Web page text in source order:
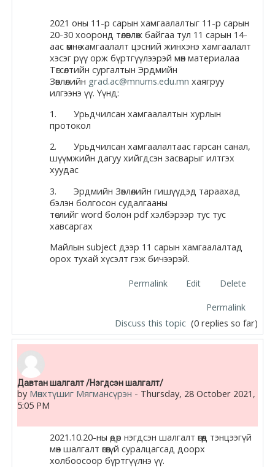
2021 оны 11-р сарын хамгаалалтыг 11-р сарын
20-30 хооронд төлөвлөж байгаа тул 11 сарын 14-
аас өмнө хамгаалалт цэсний жинхэнэ хамгаалалт
хэсэг рүү орж бүртгүүлээрэй мөн материалаа
Төгсөлтийн сургалтын Эрдмийн
Зөвлөлийн grad.ac@mnums.edu.mn хаягруу
илгээнэ үү. Үүнд:
1. Урьдчилсан хамгаалалтын хурлын
протокол
2. Урьдчилсан хамгаалалтаас гарсан санал,
шүүмжийн дагуу хийгдсэн засварыг илтгэх
хуудас
3. Эрдмийн Зөвлөлийн гишүүдэд тараахад
бэлэн болгосон судалгааны
төслийг word болон pdf хэлбэрээр тус тус
хавсаргах
Майлын subject дээр 11 сарын хамгаалалтад
орох тухай хүсэлт гэж бичээрэй.
Permalink Edit Delete
Permalink
Discuss this topic (0 replies so far)
Давтан шалгалт /Нэгдсэн шалгалт/
by Мөнхтүшиг Мягмансүрэн - Thursday, 28 October 2021,
5:05 PM
2021.10.20-ны өдөр нэгдсэн шалгалт өгөөд тэнцээгүй
мөн шалгалт өгөөгүй суралцагсад доорх
холбоосоор бүртгүүлнэ үү.